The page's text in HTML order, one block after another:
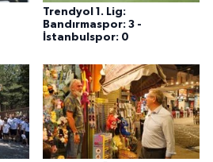
Trendyol 1. Lig:
Bandırmaspor: 3 -
İstanbulspor: 0